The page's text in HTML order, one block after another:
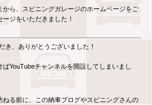
ら、スピニングガレージのホームページをご
ジをいただきました！
き、ありがとうございました！
YouTubeチャンネルを開設してしまいまし
る前に、この納車ブログやスピニングさんの